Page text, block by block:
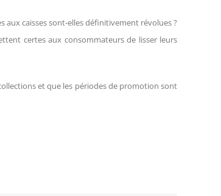
aux caisses sont-elles définitivement révolues ?
certes aux consommateurs de lisser leurs
et que les périodes de promotion sont